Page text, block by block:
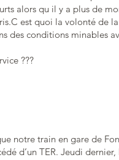
alors qu il y a plus de
est quoi la volonté de
des conditions minables
???
notre train en gare de
d’un TER. Jeudi